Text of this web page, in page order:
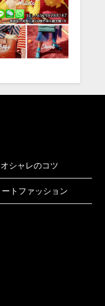
シャレのコツ
トファッション